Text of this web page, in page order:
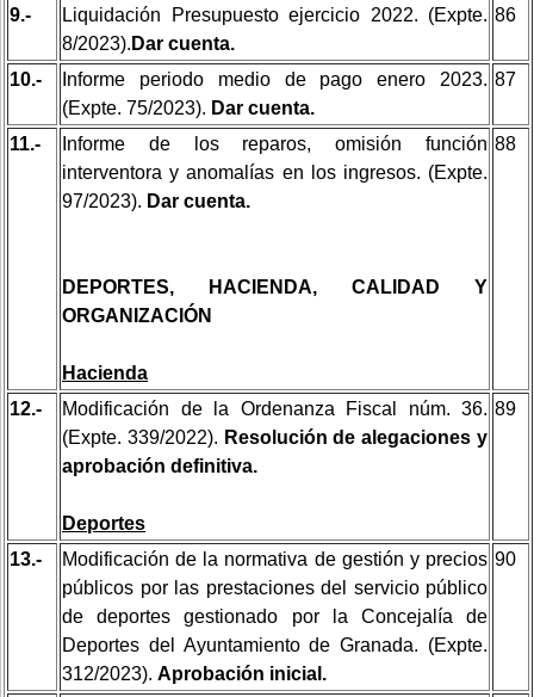
9.-
Liquidación Presupuesto ejercicio 2022. (Expte.
8/2023). Dar cuenta.
86
10.-
Informe periodo medio de pago enero 2023.
(Expte. 75/2023). Dar cuenta.
87
11.-
Informe de los reparos, omisión función
interventora y anomalías en los ingresos. (Expte.
97/2023). Dar cuenta.
DEPORTES, HACIENDA, CALIDAD Y
ORGANIZACIÓN
Hacienda
88
12.-
Modificación de la Ordenanza Fiscal núm. 36.
(Expte. 339/2022). Resolución de alegaciones y
aprobación definitiva.
Deportes
89
13.-
Modificación de la normativa de gestión y precios
públicos por las prestaciones del servicio público
de deportes gestionado por la Concejalía de
Deportes del Ayuntamiento de Granada. (Expte.
312/2023). Aprobación inicial.
90